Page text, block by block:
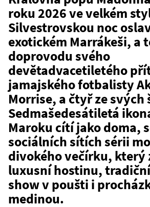
roku 2026 ve velkém
Silvestrovskou noc
exotickém Marrákeši, a
doprovodu svého
devětadvacetiletého
jamajského fotbalisty
Morrise, a čtyř ze svých
Sedmašedesátiletá
Maroku cítí jako doma,
sociálních sítích sérii
divokého večírku, který
luxusní hostinu,
show v poušti i
medinou.